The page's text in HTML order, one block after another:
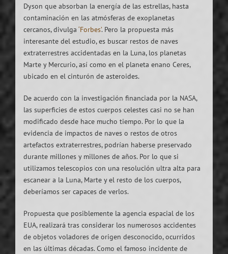
Dyson que absorban la energía de las estrellas, hasta
contaminación en las atmósferas de exoplanetas
cercanos, divulga ‘Forbes’. Pero la propuesta más
interesante del estudio, es buscar restos de naves
extraterrestres accidentadas en la Luna, los planetas
Marte y Mercurio, así como en el planeta enano Ceres,
ubicado en el cinturón de asteroides.
De acuerdo con la investigación financiada por la NASA,
las superficies de estos cuerpos celestes casi no se han
modificado desde hace mucho tiempo. Por lo que la
evidencia de impactos de naves o restos de otros
artefactos extraterrestres, podrían haberse preservado
durante millones y millones de años. Por lo que si
utilizamos telescopios con una resolución ultra alta para
escanear a la Luna, Marte y el resto de los cuerpos,
deberíamos ser capaces de verlos.
Propuesta que posiblemente la agencia espacial de los
EUA, realizará tras considerar los numerosos accidentes
de objetos voladores de origen desconocido, ocurridos
en las últimas décadas. Como el famoso incidente de